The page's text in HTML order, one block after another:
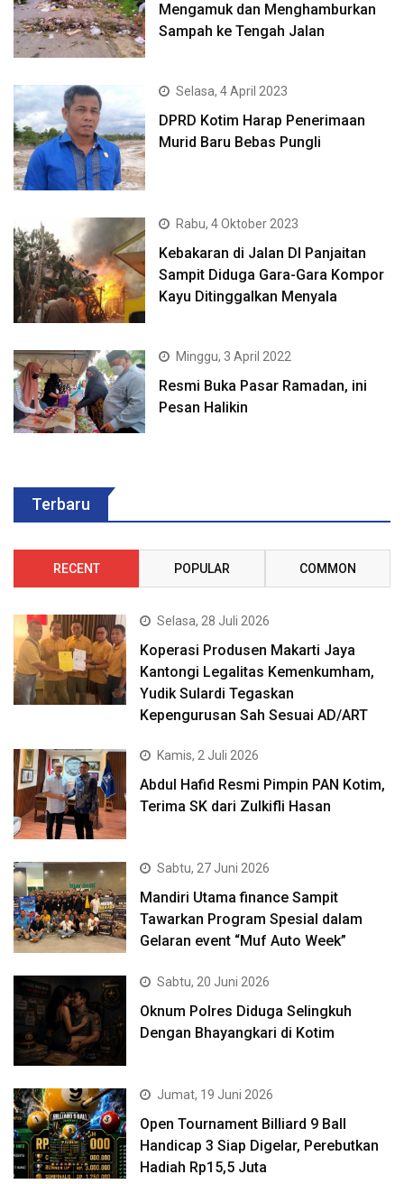
Mengamuk dan Menghamburkan
Sampah ke Tengah Jalan
Selasa, 4 April 2023
DPRD Kotim Harap Penerimaan
Murid Baru Bebas Pungli
Rabu, 4 Oktober 2023
Kebakaran di Jalan DI Panjaitan
Sampit Diduga Gara-Gara Kompor
Kayu Ditinggalkan Menyala
Minggu, 3 April 2022
Resmi Buka Pasar Ramadan, ini
Pesan Halikin
Terbaru
RECENT POPULAR COMMON
Selasa, 28 Juli 2026
Koperasi Produsen Makarti Jaya
Kantongi Legalitas Kemenkumham,
Yudik Sulardi Tegaskan
Kepengurusan Sah Sesuai AD/ART
Kamis, 2 Juli 2026
Abdul Hafid Resmi Pimpin PAN Kotim,
Terima SK dari Zulkifli Hasan
Sabtu, 27 Juni 2026
Mandiri Utama finance Sampit
Tawarkan Program Spesial dalam
Gelaran event “Muf Auto Week”
Sabtu, 20 Juni 2026
Oknum Polres Diduga Selingkuh
Dengan Bhayangkari di Kotim
Jumat, 19 Juni 2026
Open Tournament Billiard 9 Ball
Handicap 3 Siap Digelar, Perebutkan
Hadiah Rp15,5 Juta